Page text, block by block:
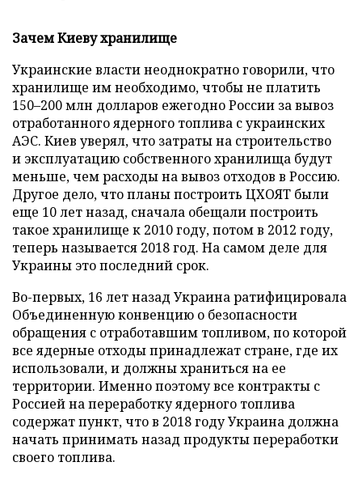
Зачем Киеву хранилище
Украинские власти неоднократно говорили, что
хранилище им необходимо, чтобы не платить
150–200 млн долларов ежегодно России за вывоз
отработанного ядерного топлива с украинских
АЭС. Киев уверял, что затраты на строительство
и эксплуатацию собственного хранилища будут
меньше, чем расходы на вывоз отходов в Россию.
Другое дело, что планы построить ЦХОЯТ были
еще 10 лет назад, сначала обещали построить
такое хранилище к 2010 году, потом в 2012 году,
теперь называется 2018 год. На самом деле для
Украины это последний срок.
Во-первых, 16 лет назад Украина ратифицировала
Объединенную конвенцию о безопасности
обращения с отработавшим топливом, по которой
все ядерные отходы принадлежат стране, где их
использовали, и должны храниться на ее
территории. Именно поэтому все контракты с
Россией на переработку ядерного топлива
содержат пункт, что в 2018 году Украина должна
начать принимать назад продукты переработки
своего топлива.